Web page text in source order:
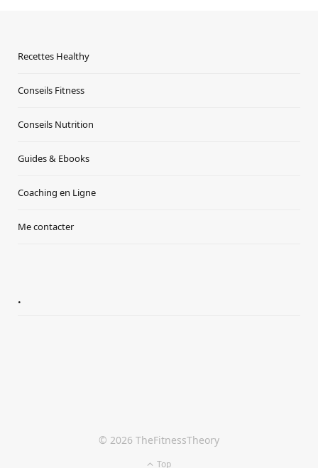
Recettes Healthy
Conseils Fitness
Conseils Nutrition
Guides & Ebooks
Coaching en Ligne
Me contacter
.
© 2026 TheFitnessTheory
Top